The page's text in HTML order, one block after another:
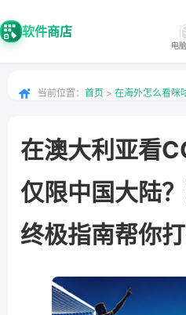
软件商店
电
当前位置： 首页 > 在海外怎么看咪
在澳大利亚看
仅限中国大陆
终极指南帮你